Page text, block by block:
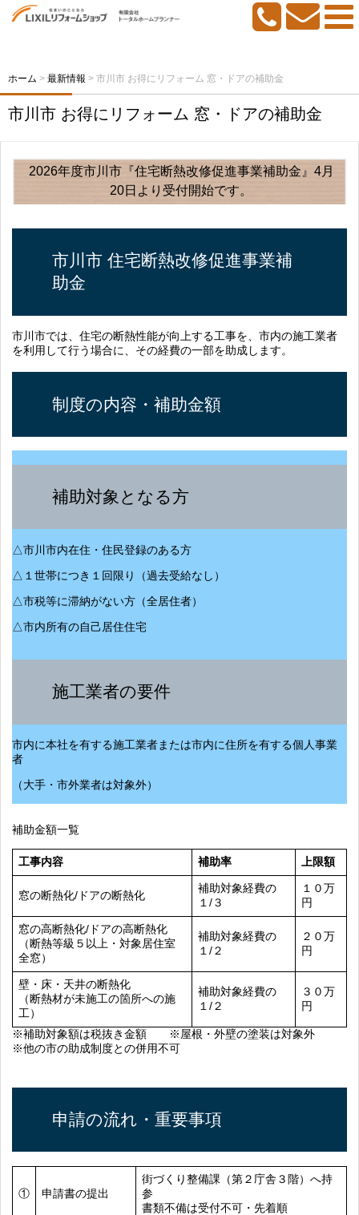
ホーム > 最新情報 > 市川市 お得にリフォーム 窓・ドアの補助金
市川市 お得にリフォーム 窓・ドアの補助金
2026年度市川市『住宅断熱改修促進事業補助金』4月
20日より受付開始です。
市川市 住宅断熱改修促進事業補
助金
市川市では、住宅の断熱性能が向上する工事を、市内の施工業者
を利用して行う場合に、その経費の一部を助成します。
制度の内容・補助金額
補助対象となる方
△市川市内在住・住民登録のある方
△１世帯につき１回限り（過去受給なし）
△市税等に滞納がない方（全居住者）
△市内所有の自己居住住宅
施工業者の要件
市内に本社を有する施工業者または市内に住所を有する個人事業
者
（大手・市外業者は対象外）
補助金額一覧
工事内容 補助率 上限額
窓の断熱化/ドアの断熱化
補助対象経費の
１/３
１０万
円
窓の高断熱化/ドアの高断熱化
（断熱等級５以上・対象居住室
全窓）
補助対象経費の
１/２
２０万
円
壁・床・天井の断熱化
（断熱材が未施工の箇所への施
工）
補助対象経費の
１/２
３０万
円
※補助対象額は税抜き金額 ※屋根・外壁の塗装は対象外
※他の市の助成制度との併用不可
申請の流れ・重要事項
① 申請書の提出
街づくり整備課（第２庁舎３階）へ持
参
書類不備は受付不可・先着順